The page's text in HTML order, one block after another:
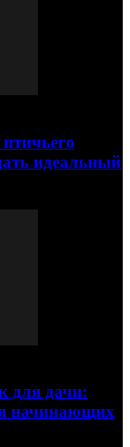
идеальный
для дачи:
начинающих